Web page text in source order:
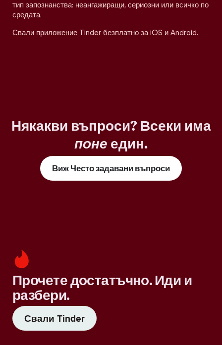
тип запознанства: неангажиращи, сериозни или всичко по
средата.
Свали приложение Tinder безплатно за iOS и Android.
Някакви въпроси? Всеки има
поне един.
Виж Често задавани въпроси
Прочете достатъчно. Иди и
разбери.
Свали Tinder